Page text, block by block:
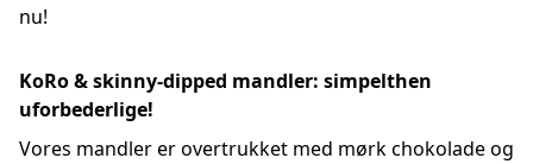
nu!
KoRo & skinny-dipped mandler: simpelthen
uforbederlige!
Vores mandler er overtrukket med mørk chokolade og